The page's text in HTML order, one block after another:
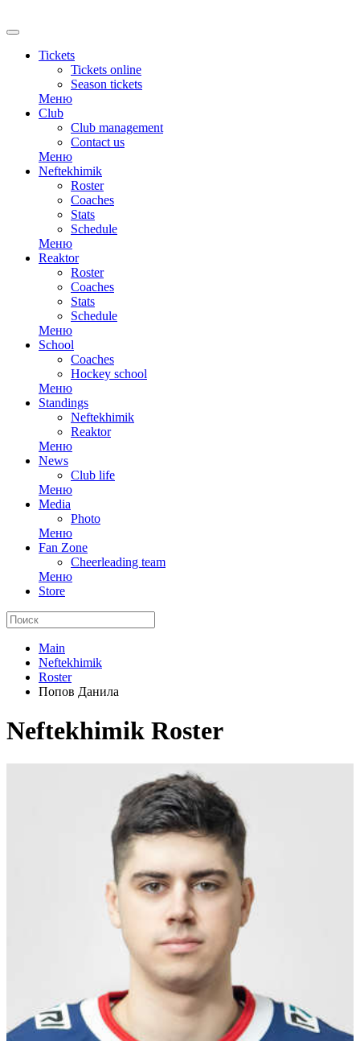
Tickets
Tickets online
Season tickets
Меню
Club
Club management
Contact us
Меню
Neftekhimik
Roster
Coaches
Stats
Schedule
Меню
Reaktor
Roster
Coaches
Stats
Schedule
Меню
School
Coaches
Hockey school
Меню
Standings
Neftekhimik
Reaktor
Меню
News
Club life
Меню
Media
Photo
Меню
Fan Zone
Cheerleading team
Меню
Store
Main
Neftekhimik
Roster
Попов Данила
Neftekhimik Roster